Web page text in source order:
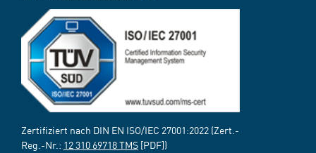
Zertifiziert nach DIN EN ISO/IEC 27001:2022 (Zert.-
Reg.-Nr.: 12 310 69718 TMS [PDF])